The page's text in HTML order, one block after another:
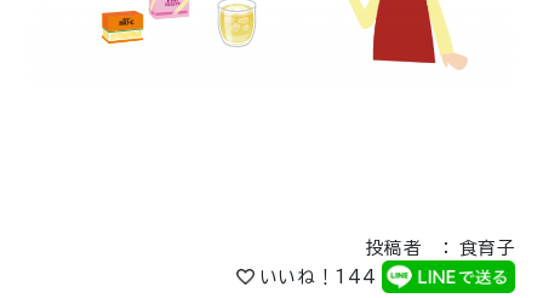
投稿者 ： 食育子
いいね！ 144